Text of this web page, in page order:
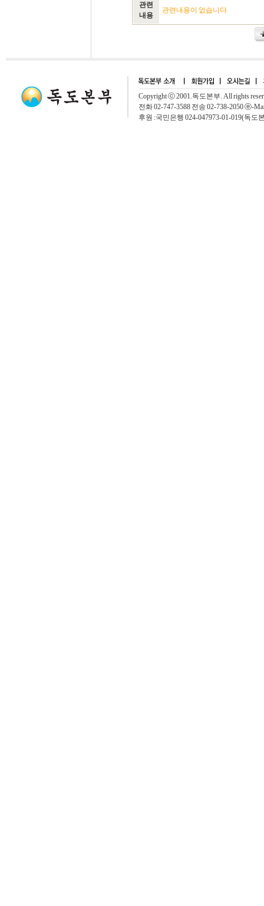
관련
내용
관련내용이 없습니다
Copyright ⓒ 2001.독도본부. All rights
전화 02-747-3588 전송 02-738-2050 ⓔ-
후원 :국민은행 024-047973-01-019(독도